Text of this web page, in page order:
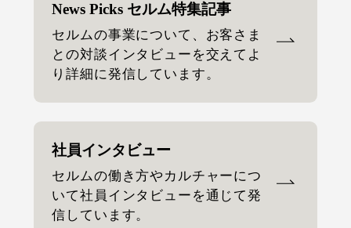
News Picks セルム特集記事
セルムの事業について、お客さま
との対談インタビューを交えてよ
り詳細に発信しています。
社員インタビュー
セルムの働き方やカルチャーにつ
いて社員インタビューを通じて発
信しています。